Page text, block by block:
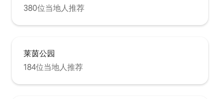
380位当地人推荐
莱茵公园
184位当地人推荐